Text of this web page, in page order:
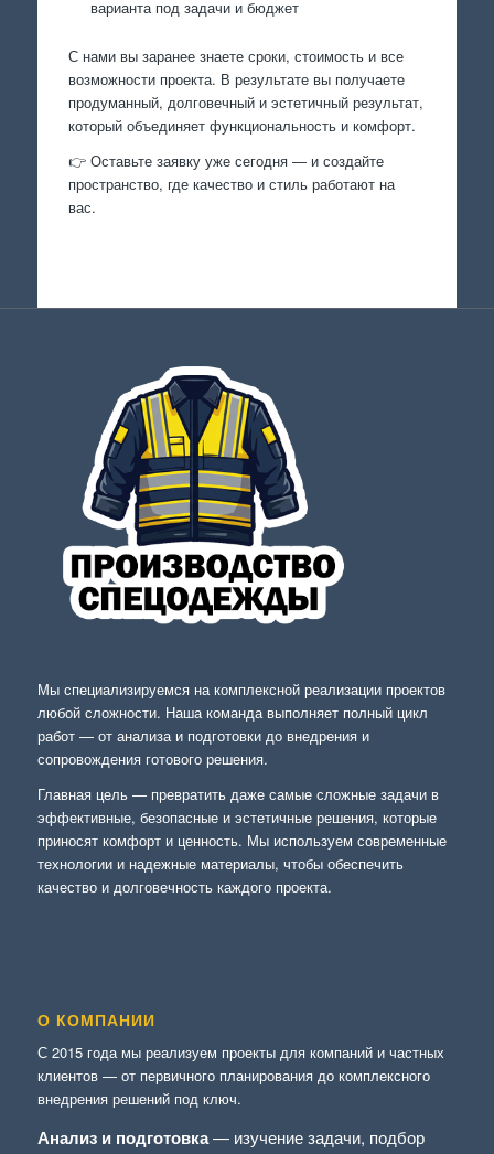
варианта под задачи и бюджет
С нами вы заранее знаете сроки, стоимость и все
возможности проекта. В результате вы получаете
продуманный, долговечный и эстетичный результат,
который объединяет функциональность и комфорт.
👉 Оставьте заявку уже сегодня — и создайте
пространство, где качество и стиль работают на
вас.
Мы специализируемся на комплексной реализации проектов
любой сложности. Наша команда выполняет полный цикл
работ — от анализа и подготовки до внедрения и
сопровождения готового решения.
Главная цель — превратить даже самые сложные задачи в
эффективные, безопасные и эстетичные решения, которые
приносят комфорт и ценность. Мы используем современные
технологии и надежные материалы, чтобы обеспечить
качество и долговечность каждого проекта.
О КОМПАНИИ
С 2015 года мы реализуем проекты для компаний и частных
клиентов — от первичного планирования до комплексного
внедрения решений под ключ.
Анализ и подготовка— изучение задачи, подбор